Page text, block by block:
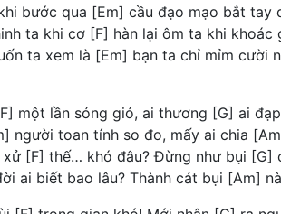
bước qua [Em] cầu đạo mạo bắt tay
ta khi cơ [F] hàn lại ôm ta khi khoác
ta xem là [Em] bạn ta chỉ mỉm cười
một lần sóng gió, ai thương [G] ai
người toan tính so đo, mấy ai chia
[F] thế… khó đâu? Đừng như bụi [G]
ai biết bao lâu? Thành cát bụi [Am]